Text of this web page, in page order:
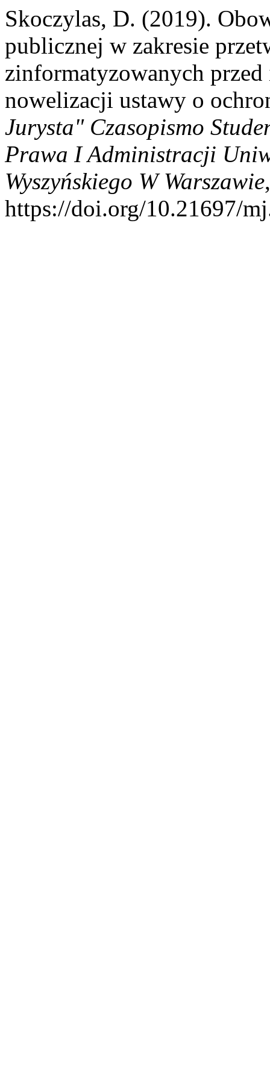
Skoczylas, D. (2019).
publicznej w zakresie
zinformatyzowanych
nowelizacji ustawy o
Jurysta" Czasopismo
Prawa I Administracji
Wyszyńskiego W Warszawie
https://doi.org/10.21697/